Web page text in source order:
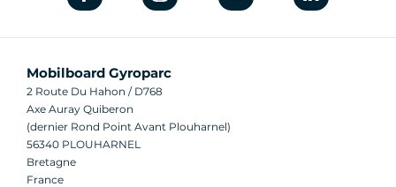
Mobilboard Gyroparc
2 Route Du Hahon / D768
Axe Auray Quiberon
(dernier Rond Point Avant Plouharnel)
56340 PLOUHARNEL
Bretagne
France